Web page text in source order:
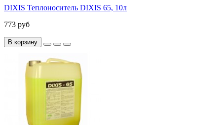
DIXIS Теплоноситель DIXIS 65, 10л
773 руб
В корзину